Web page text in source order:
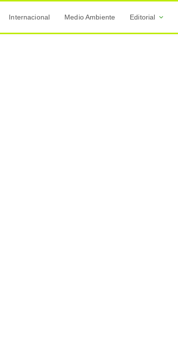
Internacional Medio Ambiente Editorial